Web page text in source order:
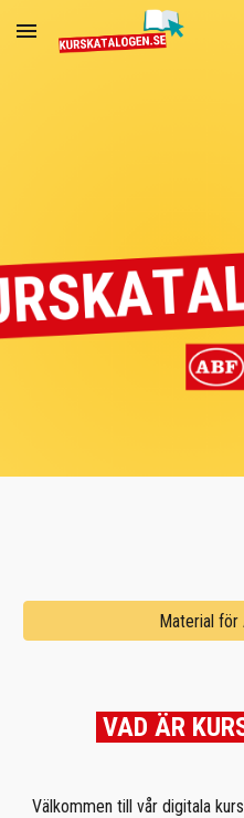
Skip to main content
Material för
VAD ÄR
Välkommen till vår digitala